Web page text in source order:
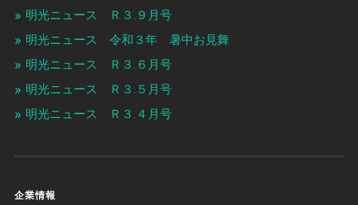
明光ニュース Ｒ３.９月号
明光ニュース 令和３年 暑中お見舞
明光ニュース Ｒ３.６月号
明光ニュース Ｒ３.５月号
明光ニュース Ｒ３.４月号
企業情報